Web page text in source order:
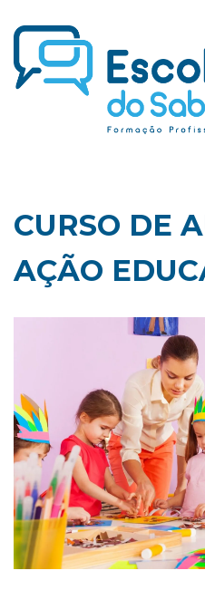
CURSO DE
AÇÃO